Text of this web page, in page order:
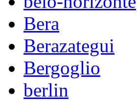
Bera
Berazategui
Bergoglio
berlin